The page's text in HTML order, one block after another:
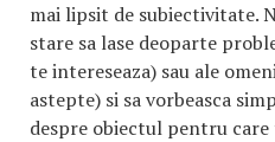
mai lipsit de subiectivitate.
stare sa lase deoparte
te intereseaza) sau ale
astepte) si sa vorbeasca
despre obiectul pentru